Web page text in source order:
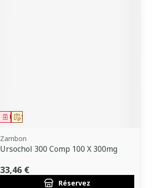
Sur prescription
Médicament
Zambon
Ursochol 300 Comp 100 X 300mg
33,46 €
Réservez